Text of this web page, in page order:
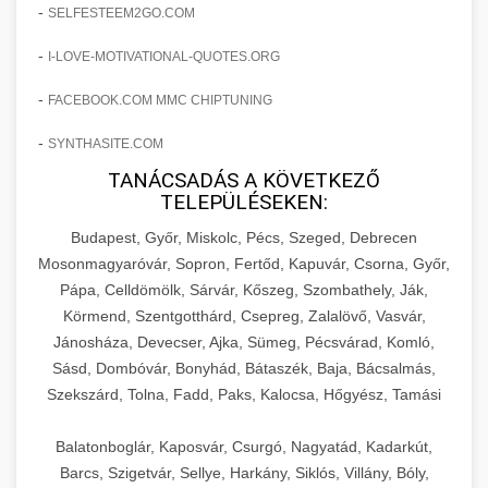
amelyek valós eredményeket hoznak.
szonyegtisztito.net
marketing stratégiai tervrajz
útjáról, bemutatva az utat a küzdő praxistól a
virágzó vállalkozásig 150%-os növekedéssel.
klinika átalakulási történet
Érdeklődés 150%-os Fokozása
Technikák és módszerek a páciensek
érdeklődésének és elkötelezettségének drámai
növeléséhez. Egy 150%-os fellendülési
esettanulmány gyakorlati betekintésekkel.
weboldal-keszites.co
elkötelezettség erősítési módszerek
🎮 19. AI Google Ads és Meta
Kampány Kezelés
Fejlett AI-alapú Google Ads és Meta hirdetési
kampánykezelés. Optimalizálja hirdetési
költségvetését gépi tanulással és
automatizálással.
aikampany.hu AI hirdetési automatizálás
🍞 20. Ipari Dagasztógép +
Professzionális ipari dagasztógépek és
tésztakeverő gépek pékségek és kereskedelmi
konyhák számára. Masszív konstrukció
megbízható teljesítményhez.
🔪 21. Ipari Szeletelőgép +
Ipari hús- és sajtszeletelő gépek professzionális
élelmiszer-előkészítéshez. Precíziós vágás
📦 22. Vákuumozó Gép
- SELFESTEEM2GO.COM
- I-LOVE-MOTIVATIONAL-QUOTES.ORG
- FACEBOOK.COM MMC CHIPTUNING
- SYNTHASITE.COM
TANÁCSADÁS A KÖVETKEZŐ
TELEPÜLÉSEKEN:
Budapest, Győr, Miskolc, Pécs, Szeged, Debrecen
Mosonmagyaróvár, Sopron, Fertőd, Kapuvár, Csorna, Győr,
Pápa, Celldömölk, Sárvár, Kőszeg, Szombathely, Ják,
Körmend, Szentgotthárd, Csepreg, Zalalövő, Vasvár,
Jánosháza, Devecser, Ajka, Sümeg, Pécsvárad, Komló,
Sásd, Dombóvár, Bonyhád, Bátaszék, Baja, Bácsalmás,
Szekszárd, Tolna, Fadd, Paks, Kalocsa, Hőgyész, Tamási
Balatonboglár, Kaposvár, Csurgó, Nagyatád, Kadarkút,
Barcs, Szigetvár, Sellye, Harkány, Siklós, Villány, Bóly,